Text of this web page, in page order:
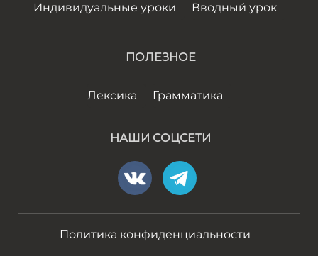
Индивидуальные уроки Вводный урок
ПОЛЕЗНОЕ
Лексика Грамматика
НАШИ СОЦСЕТИ
Политика конфиденциальности